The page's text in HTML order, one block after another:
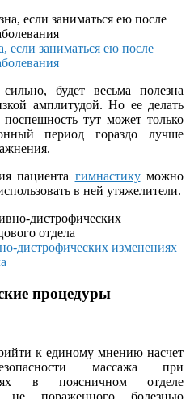
если заниматься ею после
будет весьма полезна
амплитудой. Но ее делать
тут может только
период гораздо лучше
пациента гимнастикуможно
в ней утяжелители.
дистрофических изменениях
процедуры
к единому мнению насчет
массажа при
в поясничном отделе
пораженного болезнью